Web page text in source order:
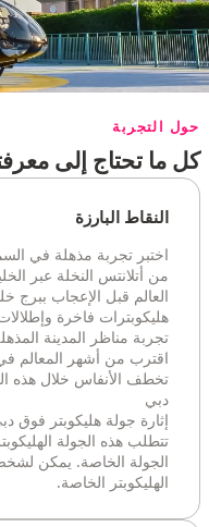
حول التجربة
كل ما تحتاج إلى
النقاط البارزة
اختبر تجربة مذهلة في
من أتلانتس النخلة عبر
العالم قبل الإعجاب
هليكوبترات فاخرة
تجربة مناظر المدينة
اقترب من أشهر المعالم
تخطف الأنفاس خلال هذه
دبي
إثارة جولة هليكوبتر فوق
الجولة الخاصة. يمكن
الهليكوبتر الخاصة.